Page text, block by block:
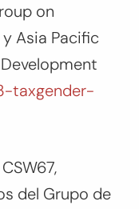
on
Asia Pacific
taxgender-
del Grupo de